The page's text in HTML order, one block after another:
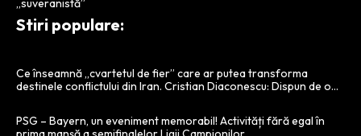
„suveranistă”
Stiri populare:
Ce înseamnă „cvartetul de fier” care ar putea transforma
destinele conflictului din Iran. Cristian Diaconescu: Dispun de o…
PSG – Bayern, un eveniment memorabil! Activități fără egal în